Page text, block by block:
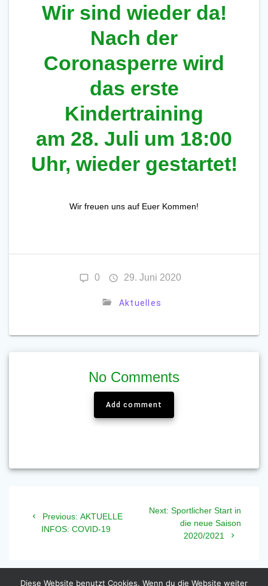
Wir sind wieder da!
Nach der
Coronasperre wird
das erste
Kindertraining
am 28. Juli um 18:00
Uhr, wieder gestartet!
Wir freuen uns auf Euer Kommen!
0 29. Juni 2020
Aktuelles
No Comments
Add comment
Previous: Previous
post:
AKTUELLE
INFOS: COVID-19
Next: Next
post:
Sportlicher Start in
die neue Saison
2020/2021
Diese Website benutzt Cookies. Wenn du die Website weiter